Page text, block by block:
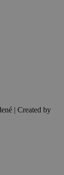
| Created by